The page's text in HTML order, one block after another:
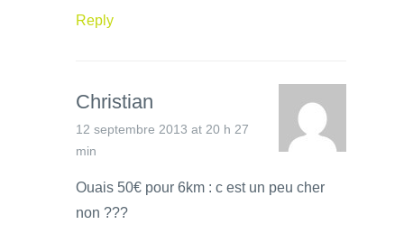
Reply
Christian
12 septembre 2013 at 20 h 27
min
Ouais 50€ pour 6km : c est un peu cher
non ???